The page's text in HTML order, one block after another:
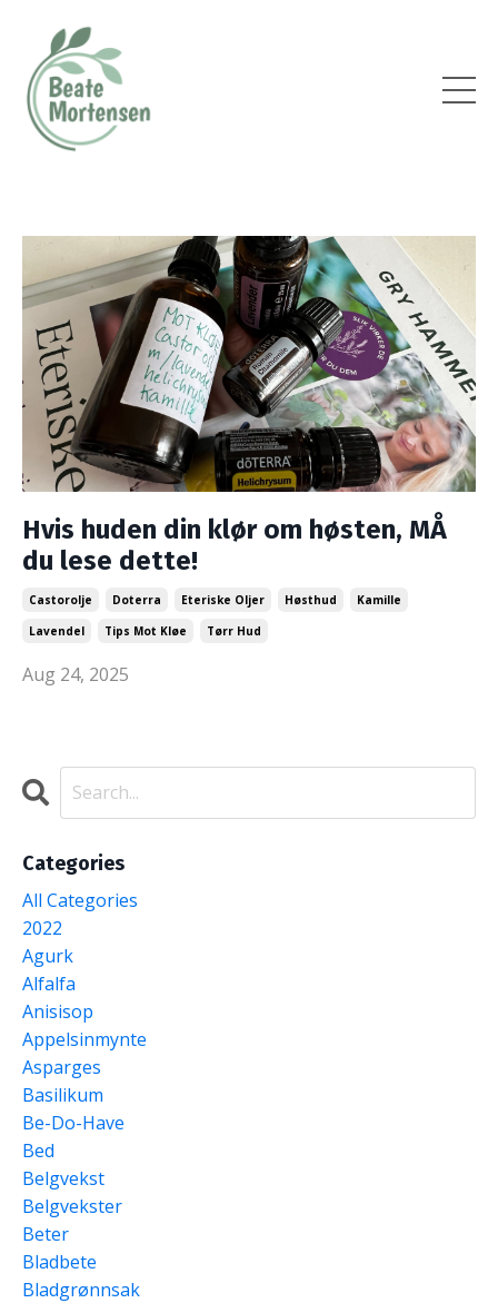
Hvis huden din klør om høsten, MÅ
du lese dette!
Castorolje Doterra Eteriske Oljer Høsthud
Kamille
Lavendel
Tips Mot Kløe Tørr Hud
Aug 24, 2025
Categories
All Categories
2022
Agurk
Alfalfa
Anisisop
Appelsinmynte
Asparges
Basilikum
Be-Do-Have
Bed
Belgvekst
Belgvekster
Beter
Bladbete
Bladgrønnsak